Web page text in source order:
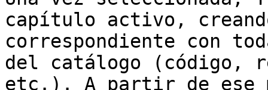
capítulo activo,
correspondiente con
del catálogo (código,
etc.). A partir de ese